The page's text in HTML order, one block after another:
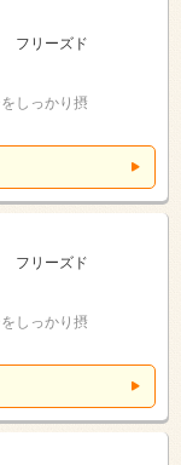
フリーズド
しっかり摂
フリーズド
しっかり摂